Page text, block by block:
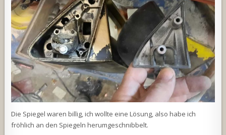
Die Spiegel waren billig, ich wollte eine Lösung, also habe ich
fröhlich an den Spiegeln herumgeschnibbelt.